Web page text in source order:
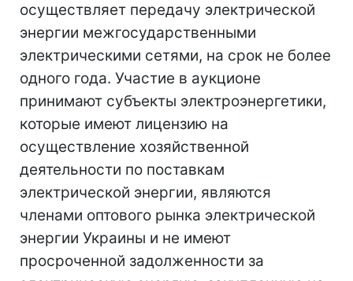
осуществляет передачу электрической
энергии межгосударственными
электрическими сетями, на срок не более
одного года. Участие в аукционе
принимают субъекты электроэнергетики,
которые имеют лицензию на
осуществление хозяйственной
деятельности по поставкам
электрической энергии, являются
членами оптового рынка электрической
энергии Украины и не имеют
просроченной задолженности за